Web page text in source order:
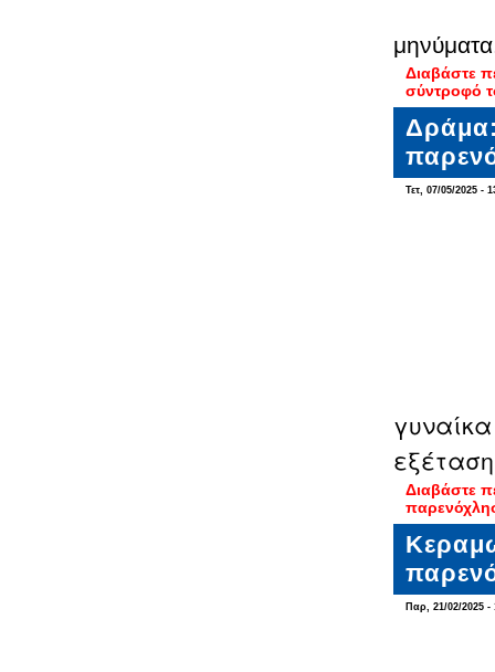
Διαβάστε
σύντροφό
Δράμα:
Τετ, 07/05/2025 -
Διαβάστε
Παρ, 21/02/2025 -